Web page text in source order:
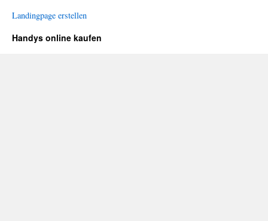
Landingpage erstellen
Handys online kaufen